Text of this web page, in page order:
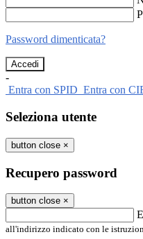
Password dimenticata?
-
Entra con SPID Entra con
Seleziona utente
button close ×
Recupero password
button close ×
all'indirizzo indicato con le